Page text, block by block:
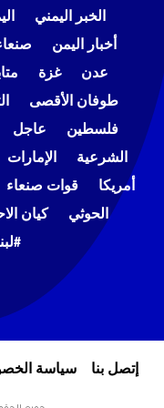
الخبر اليمني
أخبار اليمن
عدن
غزة
طوفان الأقصى
فلسطين
عاجل
الشرعية
الإمارات
أمريكا
قوات صنعاء
الحوثي
كيان
إتصل بنا سياسة